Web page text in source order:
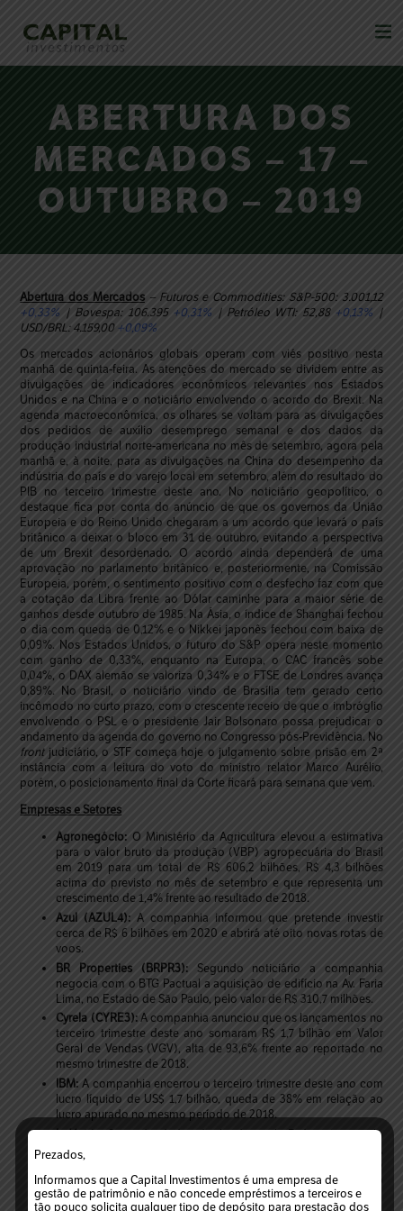
ABERTURA DOS
MERCADOS – 17 –
OUTUBRO – 2019
Abertura dos Mercados– Futuros e Commodities: S&P-500: 3.001,12
+0,33% | Bovespa: 106.395 +0,31% | Petróleo WTI: 52,88 +0,13% |
USD/BRL: 4.159,00 +0,09%
Os mercados acionários globais operam com viés positivo nesta
manhã de quinta-feira. As atenções do mercado se dividem entre as
divulgações de indicadores econômicos relevantes nos Estados
Unidos e na China e o noticiário envolvendo o acordo do Brexit. Na
agenda macroeconômica, os olhares se voltam para as divulgações
dos pedidos de auxílio desemprego semanal e dos dados da
produção industrial norte-americana no mês de setembro, agora pela
manhã e, à noite, para as divulgações na China do desempenho da
indústria do país e do varejo local em setembro, além do resultado do
PIB no terceiro trimestre deste ano. No noticiário geopolítico, o
destaque fica por conta do anúncio de que os governos da União
Europeia e do Reino Unido chegaram a um acordo que levará o país
britânico a deixar o bloco em 31 de outubro, evitando a perspectiva
de um Brexit desordenado. O acordo ainda dependerá de uma
aprovação no parlamento britânico e, posteriormente, na Comissão
Europeia, porém, o sentimento positivo com o desfecho faz com que
a cotação da Libra frente ao Dólar caminhe para a maior série de
ganhos desde outubro de 1985. Na Ásia, o índice de Shanghai fechou
o dia com queda de 0,12% e o Nikkei japonês fechou com baixa de
0,09%. Nos Estados Unidos, o futuro do S&P opera neste momento
com ganho de 0,33%, enquanto na Europa, o CAC francês sobe
0,04%, o DAX alemão se valoriza 0,34% e o FTSE de Londres avança
0,89%. No Brasil, o noticiário vindo de Brasília tem gerado certo
incômodo no curto prazo, com o crescente receio de que o imbróglio
envolvendo o PSL e o presidente Jair Bolsonaro possa prejudicar o
andamento da agenda do governo no Congresso pós-Previdência. No
frontjudiciário, o STF começa hoje o julgamento sobre prisão em 2ª
instância com a leitura do voto do ministro relator Marco Aurélio,
porém, o posicionamento final da Corte ficará para semana que vem.
Empresas e Setores
Agronegócio: O Ministério da Agricultura elevou a estimativa
para o valor bruto da produção (VBP) agropecuária do Brasil
em 2019 para um total de R$ 606,2 bilhões, R$ 4,3 bilhões
acima do previsto no mês de setembro e que representa um
crescimento de 1,4% frente ao resultado de 2018.
Azul (AZUL4): A companhia informou que pretende investir
cerca de R$ 6 bilhões em 2020 e abrirá até oito novas rotas de
voos.
BR Properties (BRPR3):Segundo noticiário a companhia
negocia com o BTG Pactual a aquisição de edifício na Av. Faria
Lima, no Estado de São Paulo, pelo valor de R$ 310,7 milhões.
Cyrela (CYRE3):A companhia anunciou que os lançamentos no
terceiro trimestre deste ano somaram R$ 1,7 bilhão em Valor
Geral de Vendas (VGV), alta de 93,6% frente ao reportado no
mesmo trimestre de 2018.
IBM: A companhia encerrou o terceiro trimestre deste ano com
lucro líquido de US$ 1,7 bilhão, queda de 38% em relação ao
lucro apurado no mesmo período de 2018.
Indústria:Segundo dados divulgados pela Federação e pelo
Centro das Indústrias do Estado de São Paulo (Fiesp e Ciesp),
o nível de emprego da indústria paulista no mês de setembro
registrou leve queda de 0,06% frente ao mês anterior, após o
fechamento de 1 mil postos de trabalho.
Prezados,
Informamos que a Capital Investimentos é uma empresa de
gestão de patrimônio e não concede empréstimos a terceiros e
tão pouco solicita qualquer tipo de depósito para prestação dos